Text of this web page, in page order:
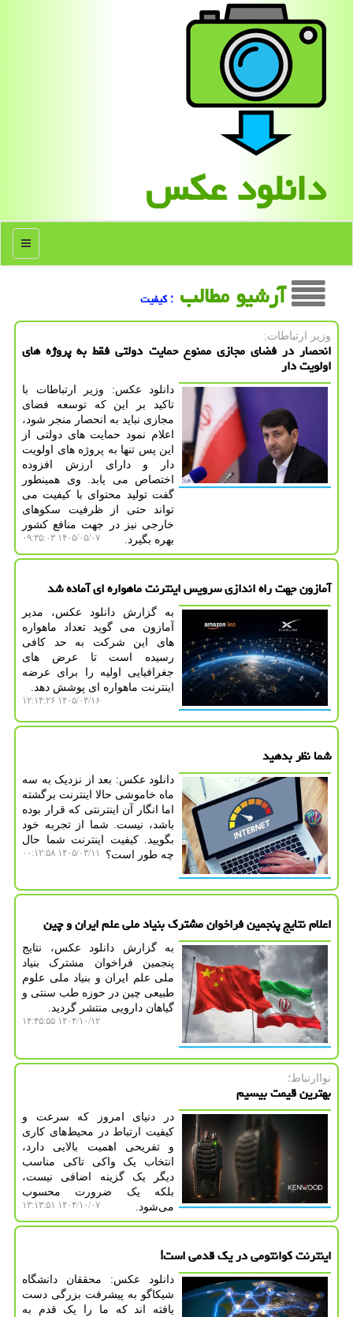
دانلود عكس
منو
آرشیو مطالب : كیفیت
وزیر ارتباطات:
انحصار در فضای مجازی ممنوع حمایت دولتی فقط به پروژه های
اولویت دار
دانلود عکس: وزیر ارتباطات با
تاکید بر این که توسعه فضای
مجازی نباید به انحصار منجر شود،
اعلام نمود حمایت های دولتی از
این پس تنها به پروژه های اولویت
دار و دارای ارزش افزوده
اختصاص می یابد. وی همینطور
گفت تولید محتوای با کیفیت می
تواند حتی از ظرفیت سکوهای
خارجی نیز در جهت منافع کشور
بهره بگیرد.
۱۴۰۵/۰۵/۰۷ ۰۹:۳۵:۰۳
آمازون جهت راه اندازی سرویس اینترنت ماهواره ای آماده شد
به گزارش دانلود عکس، مدیر
آمازون می گوید تعداد ماهواره
های این شرکت به حد کافی
رسیده است تا عرض های
جغرافیایی اولیه را برای عرضه
اینترنت ماهواره ای پوشش دهد.
۱۴۰۵/۰۴/۱۶ ۱۲:۱۴:۲۶
شما نظر بدهید
دانلود عکس: بعد از نزدیک به سه
ماه خاموشی حالا اینترنت برگشته
اما انگار آن اینترنتی که قرار بوده
باشد، نیست. شما از تجربه خود
بگویید. کیفیت اینترنت شما حال
چه طور است؟
۱۴۰۵/۰۳/۱۱ ۰۰:۱۲:۵۸
اعلام نتایج پنجمین فراخوان مشترک بنیاد ملی علم ایران و چین
به گزارش دانلود عکس، نتایج
پنجمین فراخوان مشترک بنیاد
ملی علم ایران و بنیاد ملی علوم
طبیعی چین در حوزه طب سنتی و
گیاهان دارویی منتشر گردید.
۱۴۰۴/۱۰/۱۲ ۱۴:۴۵:۵۵
نواارتباط؛
بهترین قیمت بیسیم
در دنیای امروز که سرعت و
کیفیت ارتباط در محیط‌های کاری
و تفریحی اهمیت بالایی دارد،
انتخاب یک واکی تاکی مناسب
دیگر یک گزینه اضافی نیست،
بلکه یک ضرورت محسوب
می‌شود.
۱۴۰۴/۱۰/۰۷ ۱۳:۱۳:۵۱
اینترنت کوانتومی در یک قدمی است!
دانلود عکس: محققان دانشگاه
شیکاگو به پیشرفت بزرگی دست
یافته اند که ما را یک قدم به